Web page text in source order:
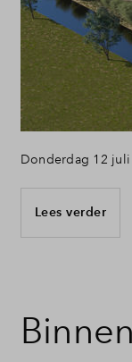
Contact
Donderdag 12
Lees verder